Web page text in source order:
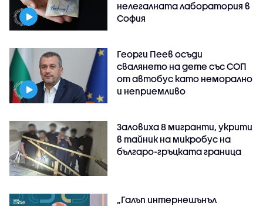
нелегалната лаборатория в
София
Георги Пеев осъди
свалянето на дете със СОП
от автобус като неморално
и неприемливо
Заловиха 8 мигранти, укрити
в тайник на микробус на
българо-гръцката граница
„Галъп интернешънъл